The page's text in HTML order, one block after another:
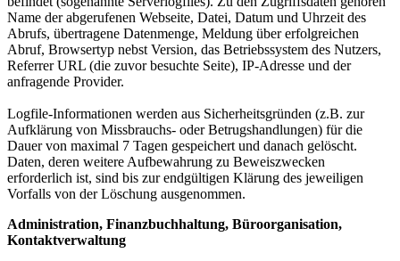
Name der abgerufenen Webseite, Datei, Datum und Uhrzeit des
Abrufs, übertragene Datenmenge, Meldung über erfolgreichen
Abruf, Browsertyp nebst Version, das Betriebssystem des Nutzers,
Referrer URL (die zuvor besuchte Seite), IP-Adresse und der
anfragende Provider.
Logfile-Informationen werden aus Sicherheitsgründen (z.B. zur
Aufklärung von Missbrauchs- oder Betrugshandlungen) für die
Dauer von maximal 7 Tagen gespeichert und danach gelöscht.
Daten, deren weitere Aufbewahrung zu Beweiszwecken
erforderlich ist, sind bis zur endgültigen Klärung des jeweiligen
Vorfalls von der Löschung ausgenommen.
Administration, Finanzbuchhaltung, Büroorganisation,
Kontaktverwaltung